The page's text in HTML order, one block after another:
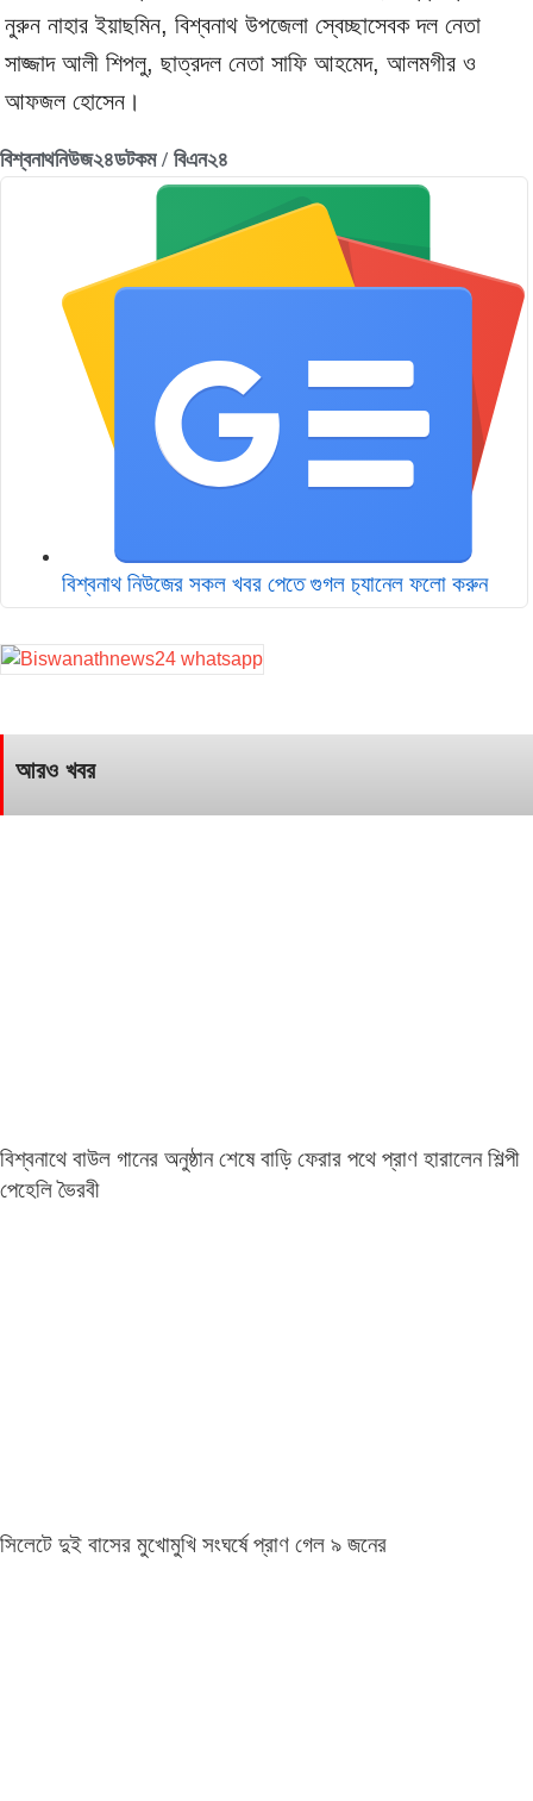
নুরুন নাহার ইয়াছমিন, বিশ্বনাথ উপজেলা স্বেচ্ছাসেবক দল নেতা
সাজ্জাদ আলী শিপলু, ছাত্রদল নেতা সাফি আহমেদ, আলমগীর ও
আফজল হোসেন।
বিশ্বনাথনিউজ২৪ডটকম / বিএন২৪
বিশ্বনাথ নিউজের সকল খবর পেতে গুগল চ‌্যানেল ফলো করুন
আরও খবর
বিশ্বনাথে বাউল গানের অনুষ্ঠান শেষে বাড়ি ফেরার পথে প্রাণ হারালেন শিল্পী
পেহেলি ভৈরবী
সিলেটে দুই বাসের মুখোমুখি সংঘর্ষে প্রাণ গেল ৯ জনের